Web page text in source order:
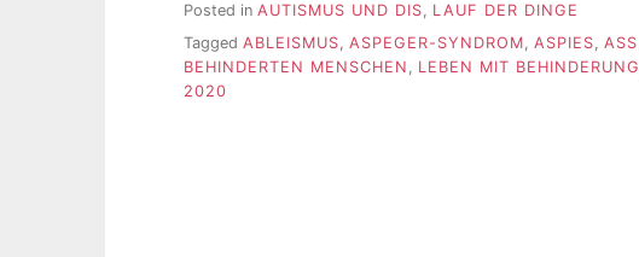
Posted in AUTISMUS UND DIS, LAUF DER DINGE
Tagged ABLEISMUS ASPEGER-SYNDROM ASPIES ASS
BEHINDERTEN MENSCHEN
LEBEN MIT BEHINDERUNG
2020